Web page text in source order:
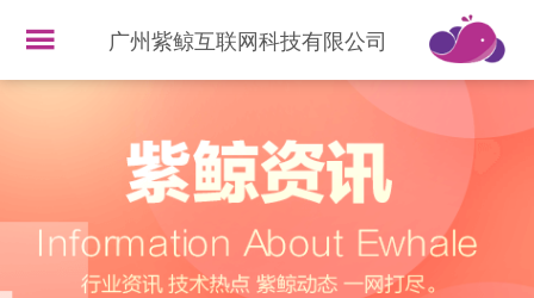
广州紫鲸互联网科技有限公司